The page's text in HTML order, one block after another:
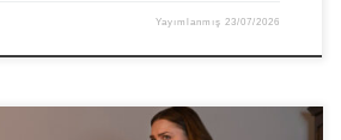
Yayımlanmış23/07/2026